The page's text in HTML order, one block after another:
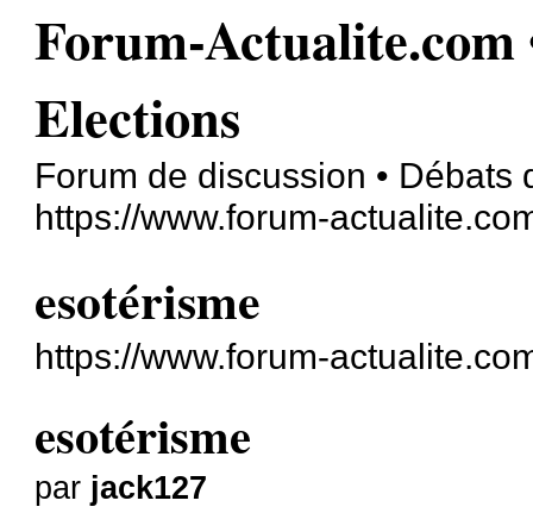
Forum-Actualite.com
Elections
Forum de discussion •
https://www.forum-
esotérisme
https://www.forum-
esotérisme
par jack127